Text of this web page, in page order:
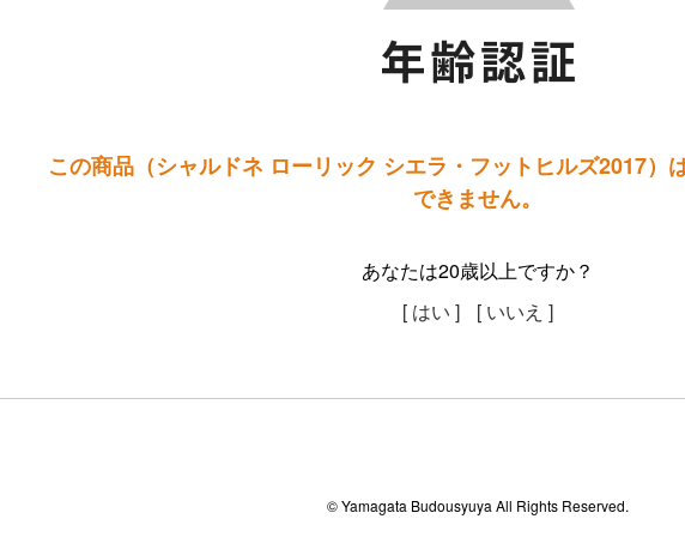
この商品（シャルドネ ローリック シエラ・フットヒルズ2017）
できません。
あなたは20歳以上ですか？
[ はい ]
[ いいえ ]
© Yamagata Budousyuya All Rights Reserved.